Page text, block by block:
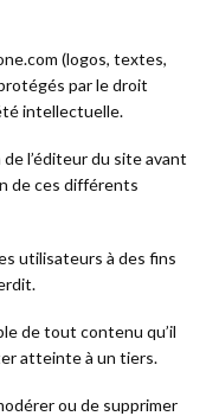
(logos, textes,
par le droit
intellectuelle.
l’éditeur du site avant
de ces différents
utilisateurs à des fins
de tout contenu qu’il
atteinte à un tiers.
ou de supprimer